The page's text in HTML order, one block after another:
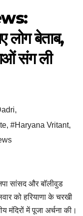
लोग बेताब,
संग ली
,
, #Haryana Vritant,
सांसद और बॉलीवुड
को हरियाणा के चरखी
मंदिरों में पूजा अर्चना की।